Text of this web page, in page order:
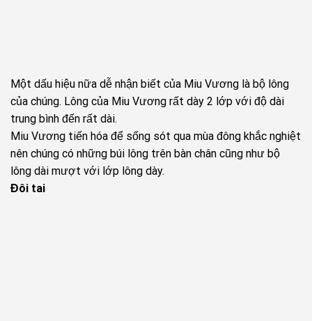
Một dấu hiệu nữa dễ nhận biết của Miu Vương là bộ lông
của chúng. Lông của Miu Vương rất dày 2 lớp với độ dài
trung bình đến rất dài.
Miu Vương tiến hóa để sống sót qua mùa đông khắc nghiệt
nên chúng có những búi lông trên bàn chân cũng như bộ
lông dài mượt với lớp lông dày.
Đôi tai